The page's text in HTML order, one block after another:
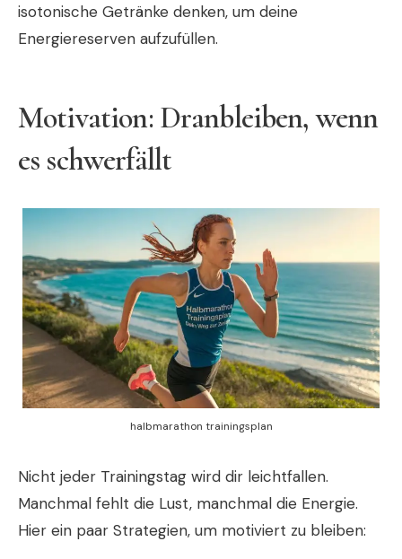
isotonische Getränke denken, um deine
Energiereserven aufzufüllen.
Motivation: Dranbleiben, wenn
es schwerfällt
halbmarathon trainingsplan
Nicht jeder Trainingstag wird dir leichtfallen.
Manchmal fehlt die Lust, manchmal die Energie.
Hier ein paar Strategien, um motiviert zu bleiben: